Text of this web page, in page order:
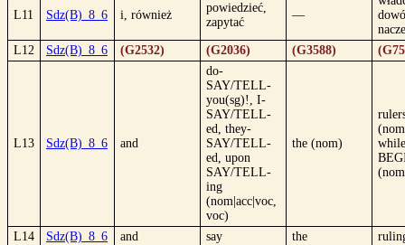
L11 Sdz(B)_8_6 i, również
powiedzieć,
zapytać
—
L12
Sdz(B)_8_6 (G2532) (G2036) (G3588)
L13 Sdz(B)_8_6 and
do-
SAY/TELL-
you(sg)!, I-
SAY/TELL-
ed, they-
SAY/TELL-
ed, upon
SAY/TELL-
ing
(nom|acc|voc,
voc)
the (nom)
while
L14 Sdz(B)_8_6 and say the